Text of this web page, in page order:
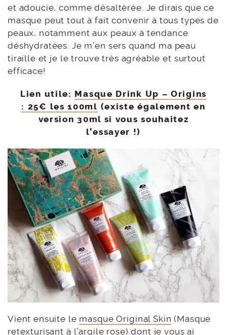
et adoucie, comme désaltérée. Je dirais que ce
masque peut tout à fait convenir à tous types de
peaux, notamment aux peaux à tendance
déshydratées. Je m’en sers quand ma peau
tiraille et je le trouve très agréable et surtout
efficace!
Lien utile: Masque Drink Up – Origins
: 25€ les 100ml (existe également en
version 30ml si vous souhaitez
l’essayer !)
Vient ensuite le masque Original Skin (Masque
retexturisant à l’argile rose) dont je vous ai